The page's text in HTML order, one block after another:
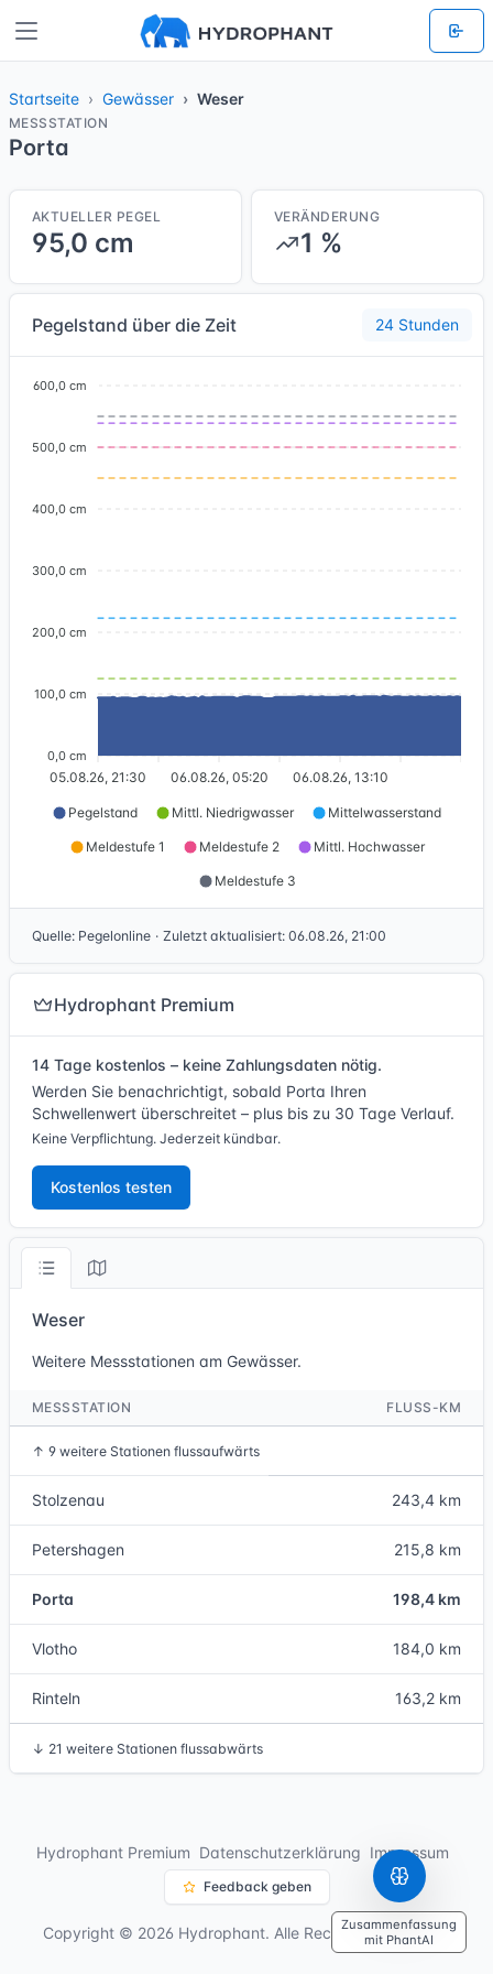
Startseite Gewässer Weser
MESSSTATION
Porta
AKTUELLER PEGEL
95,0 cm
VERÄNDERUNG
1 %
Pegelstand über die Zeit 24 Stunden
600,0 cm
500,0 cm
400,0 cm
300,0 cm
200,0 cm
100,0 cm
0,0 cm
05.08.26, 21:30 06.08.26, 05:20 06.08.26, 13:10
Pegelstand Mittl. Niedrigwasser Mittelwasserstand
Meldestufe 1 Meldestufe 2 Mittl. Hochwasser
Meldestufe 3
Quelle: Pegelonline · Zuletzt aktualisiert: 06.08.26, 21:00
Hydrophant Premium
14 Tage kostenlos – keine Zahlungsdaten nötig.
Werden Sie benachrichtigt, sobald Porta Ihren
Schwellenwert überschreitet – plus bis zu 30 Tage Verlauf.
Keine Verpflichtung. Jederzeit kündbar.
Kostenlos testen
Weser
Weitere Messstationen am Gewässer.
MESSSTATION FLUSS-KM
↑ 9 weitere Stationen flussaufwärts
Stolzenau 243,4 km
Petershagen 215,8 km
Porta 198,4 km
Vlotho 184,0 km
Rinteln 163,2 km
↓ 21 weitere Stationen flussabwärts
Zusammenfassung
mit PhantAI
Hydrophant Premium Datenschutzerklärung Impressum
Feedback geben
Copyright © 2026 Hydrophant. Alle Rechte vorbehalten.